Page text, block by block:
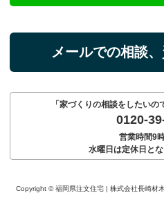
メールでの相談
「家づくりの相談をしたい
0120-
営業時間9
水曜日は定休日とな
Copyright © 福岡県注文住宅 | 株式会社長崎材